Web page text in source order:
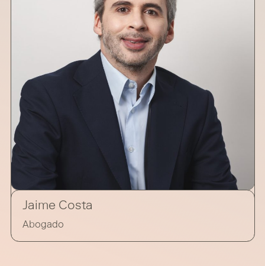
Jaime Costa
Abogado